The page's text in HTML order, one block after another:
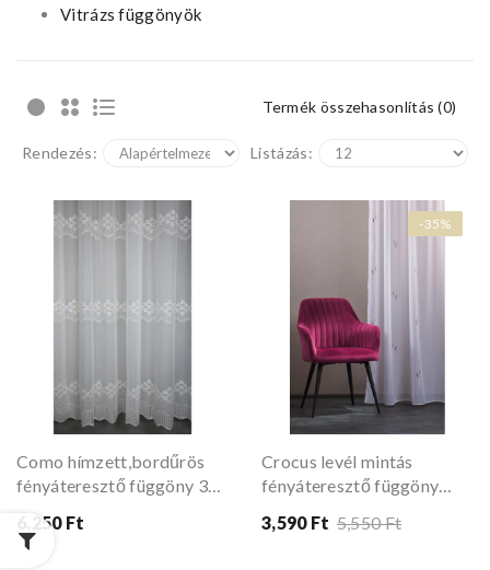
Vitrázs függönyök
Termék összehasonlítás (0)
Rendezés: Listázás:
Como hímzett,bordűrös
fényáteresztő függöny 300
6,250 Ft
-35%
Crocus levél mintás
fényáteresztő függöny
3,590 Ft 5,550 Ft